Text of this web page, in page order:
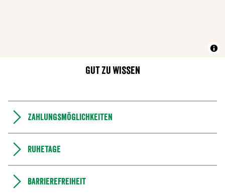
Gut zu wissen
Zahlungsmöglichkeiten
Ruhetage
Barrierefreiheit